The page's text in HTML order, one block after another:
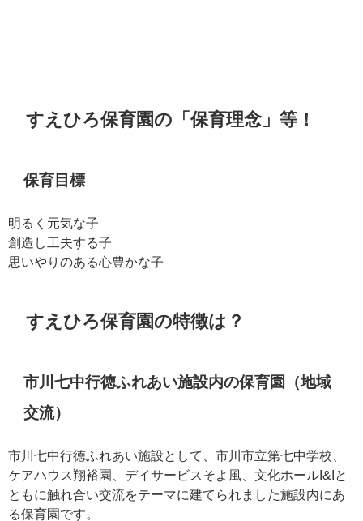
すえひろ保育園の「保育理念」等！
保育目標
明るく元気な子
創造し工夫する子
思いやりのある心豊かな子
すえひろ保育園の特徴は？
市川七中行徳ふれあい施設内の保育園（地域
交流）
市川七中行徳ふれあい施設として、市川市立第七中学校、
ケアハウス翔裕園、デイサービスそよ風、文化ホールI&Iと
ともに触れ合い交流をテーマに建てられました施設内にあ
る保育園です。